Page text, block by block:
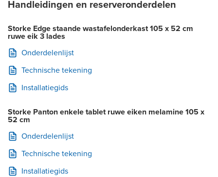
Handleidingen en reserveronderdelen
Storke Edge staande wastafelonderkast 105 x 52 cm
ruwe eik 3 lades
Onderdelenlijst
Technische tekening
Installatiegids
Storke Panton enkele tablet ruwe eiken melamine 105 x
52 cm
Onderdelenlijst
Technische tekening
Installatiegids